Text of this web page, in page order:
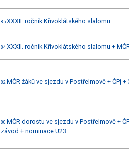
85 XXXII. ročník Křivoklátského slalomu
84 XXXII. ročník Křivoklátského slalomu +
82 MČR žáků ve sjezdu v Postřelmově + ČPj +
80 MČR dorostu ve sjezdu v Postřelmově +
závod + nominace U23